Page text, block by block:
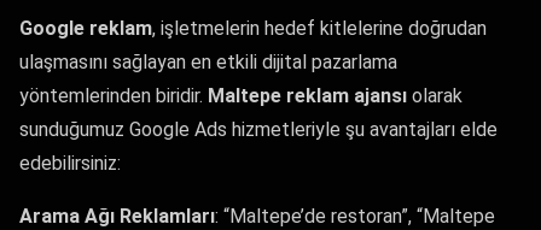
Google reklam, işletmelerin hedef kitlelerine doğrudan
ulaşmasını sağlayan en etkili dijital pazarlama
yöntemlerinden biridir. Maltepe reklam ajansı olarak
sunduğumuz Google Ads hizmetleriyle şu avantajları elde
edebilirsiniz:
Arama Ağı Reklamları: “Maltepe’de restoran”, “Maltepe